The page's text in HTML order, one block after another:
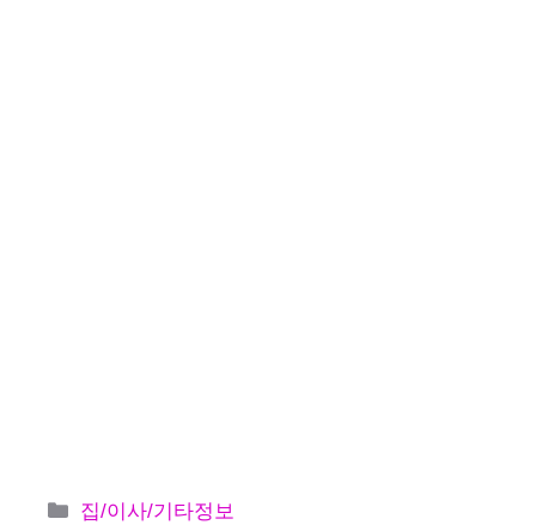
카
집/이사/기타정보